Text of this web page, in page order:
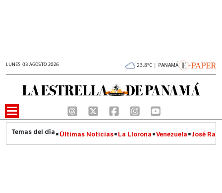
LUNES 03 AGOSTO 2026 23.8°C | PANAMÁ
Últimas Noticias La Llorona Venezuela José